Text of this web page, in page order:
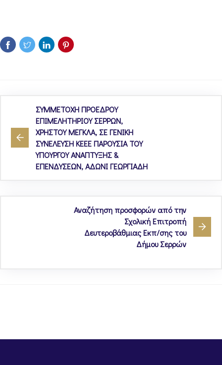
ΣΥΜΜΕΤΟΧΗ ΠΡΟΕΔΡΟΥ
ΕΠΙΜΕΛΗΤΗΡΙΟΥ ΣΕΡΡΩΝ,
ΧΡΗΣΤΟΥ ΜΕΓΚΛΑ, ΣΕ ΓΕΝΙΚΗ
ΣΥΝΕΛΕΥΣΗ ΚΕΕΕ ΠΑΡΟΥΣΙΑ ΤΟΥ
ΥΠΟΥΡΓΟΥ ΑΝΑΠΤΥΞΗΣ &
ΕΠΕΝΔΥΣΕΩΝ, ΑΔΩΝΙ ΓΕΩΡΓΙΑΔΗ
Αναζήτηση προσφορών από την
Σχολική Επιτροπή
Δευτεροβάθμιας Εκπ/σης του
Δήμου Σερρών